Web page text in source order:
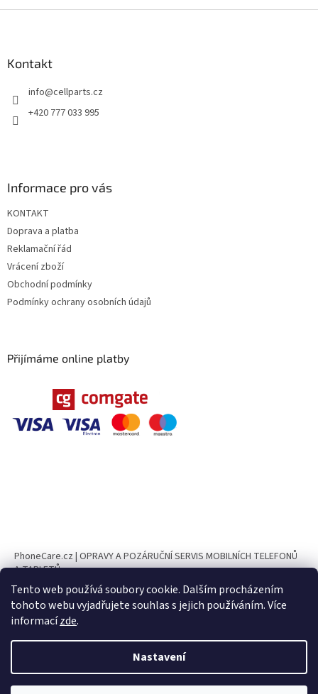
Tento web používá soubory cookie. Dalším procházením
tohoto webu vyjadřujete souhlas s jejich používáním. Více
informacízde.
Nastavení
l
Kontakt
info@cellparts.cz
+420 777 033 995
Informace pro vás
KONTAKT
Doprava a platba
Reklamační řád
Vrácení zboží
Obchodní podmínky
Podmínky ochrany osobních údajů
Přijímáme online platby
PhoneCare.cz | OPRAVY A POZÁRUČNÍ SERVIS MOBILNÍCH TELEFONŮ
A TABLETŮ
PhoneParts.cz
Vytvořil Shoptet